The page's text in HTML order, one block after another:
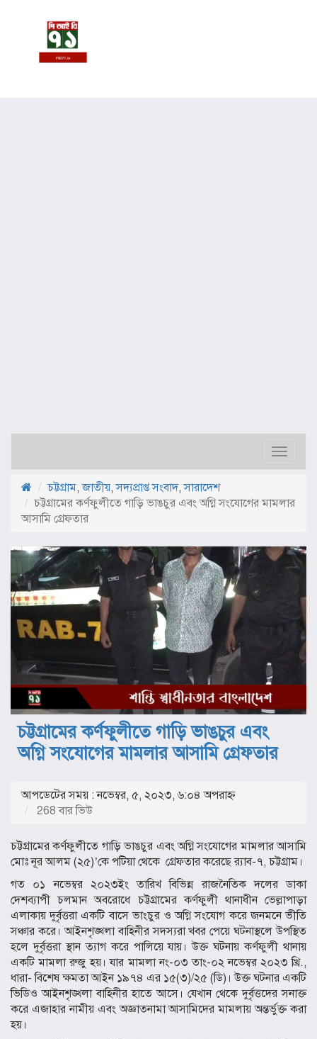
Toggle
চট্টগ্রাম,জাতীয়,সদ্যপ্রাপ্ত সংবাদ,সারাদেশ
চট্টগ্রামের কর্ণফুলীতে গাড়ি ভাঙচুর এবং অগ্নি সংযোগের মামলার
আসামি গ্রেফতার
চট্টগ্রামের কর্ণফুলীতে গাড়ি ভাঙচুর এবং
অগ্নি সংযোগের মামলার আসামি গ্রেফতার
আপডেটের সময় : নভেম্বর, ৫, ২০২৩, ৬:০৪ অপরাহ্ণ
268 বার ভিউ
চট্টগ্রামের কর্ণফুলীতে গাড়ি ভাঙচুর এবং অগ্নি সংযোগের মামলার আসামি
মোঃ নূর আলম (২৫)’কে পটিয়া থেকে গ্রেফতার করেছে র‌্যাব-৭, চট্টগ্রাম।
গত ০১ নভেম্বর ২০২৩ইং তারিখ বিভিন্ন রাজনৈতিক দলের ডাকা
দেশব্যাপী চলমান অবরোধে চট্টগ্রামের কর্ণফুলী থানাধীন ভেল্লাপাড়া
এলাকায় দুর্বৃত্তরা একটি বাসে ভাংচুর ও অগ্নি সংযোগ করে জনমনে ভীতি
সঞ্চার করে। আইনশৃঙ্খলা বাহিনীর সদস্যরা খবর পেয়ে ঘটনাস্থলে উপস্থিত
হলে দুর্বৃত্তরা স্থান ত্যাগ করে পালিয়ে যায়। উক্ত ঘটনায় কর্ণফুলী থানায়
একটি মামলা রুজু হয়। যার মামলা নং-০৩ তাং-০২ নভেম্বর ২০২৩ খ্রি.,
ধারা- বিশেষ ক্ষমতা আইন ১৯৭৪ এর ১৫(৩)/২৫ (ডি)। উক্ত ঘটনার একটি
ভিডিও আইনশৃঙ্খলা বাহিনীর হাতে আসে। যেখান থেকে দুর্বৃত্তদের সনাক্ত
করে এজাহার নামীয় এবং অজ্ঞাতনামা আসামিদের মামলায় অন্তর্ভুক্ত করা
হয়।